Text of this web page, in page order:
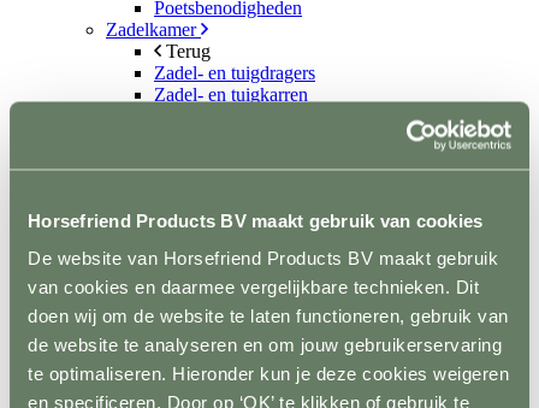
Horsefriend Products BV maakt gebruik van cookies
De website van Horsefriend Products BV maakt gebruik
van cookies en daarmee vergelijkbare technieken. Dit
doen wij om de website te laten functioneren, gebruik van
de website te analyseren en om jouw gebruikerservaring
te optimaliseren. Hieronder kun je deze cookies weigeren
en specificeren. Door op ‘OK’ te klikken of gebruik te
Poetsbenodigheden
Zadelkamer
Terug
Zadel- en tuigdragers
Zadel- en tuigkarren
Gereedschap
Mestvorken
Scheppen
Bezems en harken
Mestruimen
Emmers en bakken
Ophangsysteem